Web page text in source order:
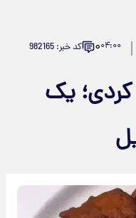
۰۴:۰۰۰ کد خبر: 982165
یک